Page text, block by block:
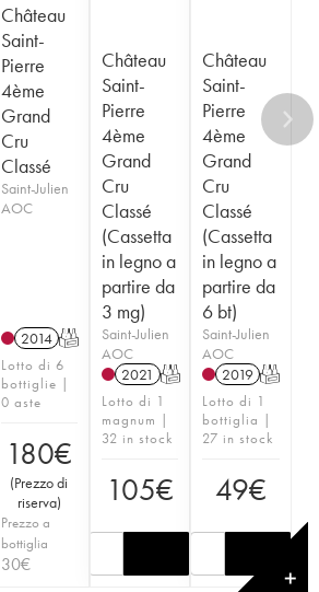
Château
Saint-
Pierre
4ème
Grand
Cru
Classé
Saint-Julien
AOC
2014 T
Lotto di 6
bottiglie |
0 aste
180€
(Prezzo di
riserva)
Prezzo a
bottiglia
30€
Château
Saint-
Pierre
4ème
Grand
Cru
Classé
(Cassetta
in legno a
partire da
3 mg)
Saint-Julien
AOC
2021 T
Lotto di 1
magnum |
32 in stock
105€
Château
Saint-
Pierre
4ème
Grand
Cru
Classé
(Cassetta
in legno a
partire da
6 bt)
Saint-Julien
AOC
2019 T
Lotto di 1
bottiglia |
27 in stock
49€
✕